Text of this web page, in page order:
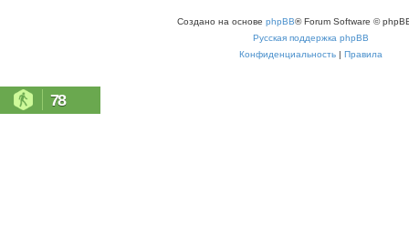
Создано на основе phpBB® Forum Software ©
Русская поддержка phpBB
Конфиденциальность | Правила
78